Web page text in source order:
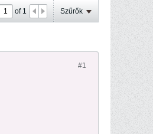
of 1 Szűrők
#1